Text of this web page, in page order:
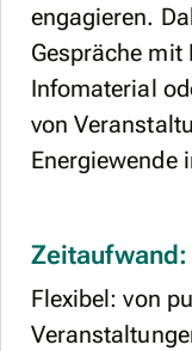
engagieren.
Gespräche mit
Infomaterial
von
Energiewende
Zeitaufwand:
Flexibel: von